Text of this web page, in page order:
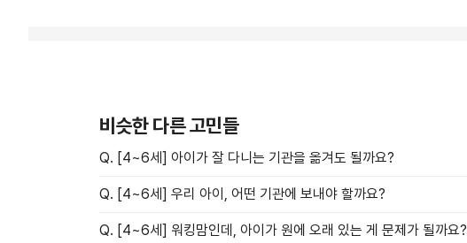
비슷한 다른 고민들
Q. [4~6세] 아이가 잘 다니는 기관을 옮겨도 될까요?
Q. [4~6세] 우리 아이, 어떤 기관에 보내야 할까요?
Q. [4~6세] 워킹맘인데, 아이가 원에 오래 있는 게 문제가 될까요?